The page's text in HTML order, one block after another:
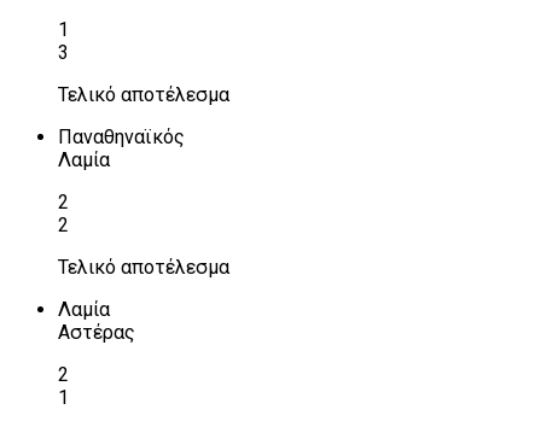
1
3
Τελικό αποτέλεσμα
Παναθηναϊκός
Λαμία
2
2
Τελικό αποτέλεσμα
Λαμία
Αστέρας
2
1